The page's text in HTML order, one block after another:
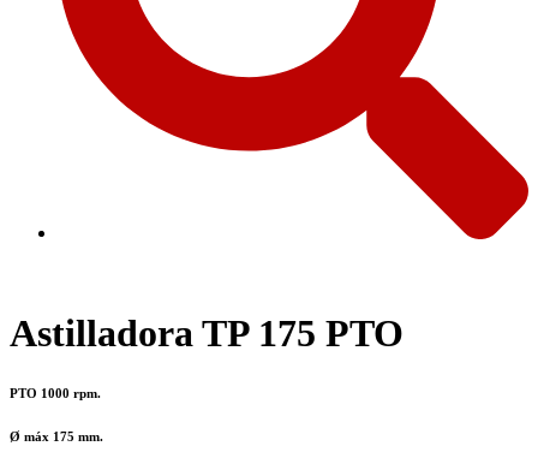
Astilladora TP 175 PTO
PTO 1000 rpm.
Ø máx 175 mm.